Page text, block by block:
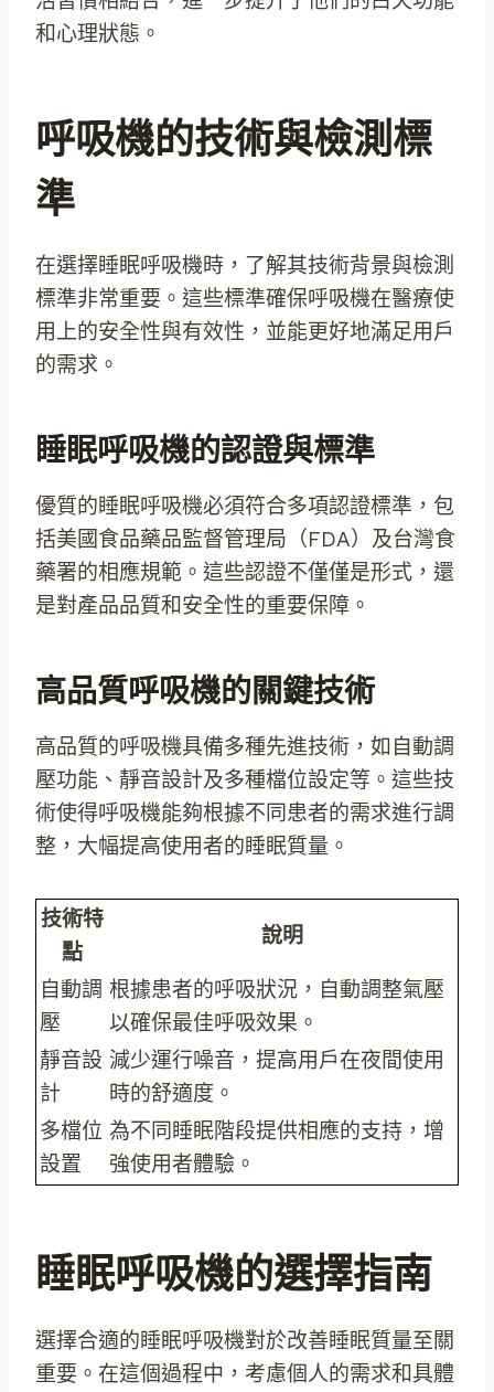
和心理狀態。
呼吸機的技術與檢測標
準
在選擇睡眠呼吸機時，了解其技術背景與檢測
標準非常重要。這些標準確保呼吸機在醫療使
用上的安全性與有效性，並能更好地滿足用戶
的需求。
睡眠呼吸機的認證與標準
優質的睡眠呼吸機必須符合多項認證標準，包
括美國食品藥品監督管理局（FDA）及台灣食
藥署的相應規範。這些認證不僅僅是形式，還
是對產品品質和安全性的重要保障。
高品質呼吸機的關鍵技術
高品質的呼吸機具備多種先進技術，如自動調
壓功能、靜音設計及多種檔位設定等。這些技
術使得呼吸機能夠根據不同患者的需求進行調
整，大幅提高使用者的睡眠質量。
技術特
點
說明
自動調
壓
根據患者的呼吸狀況，自動調整氣壓
以確保最佳呼吸效果。
靜音設
計
減少運行噪音，提高用戶在夜間使用
時的舒適度。
多檔位
設置
為不同睡眠階段提供相應的支持，增
強使用者體驗。
睡眠呼吸機的選擇指南
選擇合適的睡眠呼吸機對於改善睡眠質量至關
重要。在這個過程中，考慮個人的需求和具體